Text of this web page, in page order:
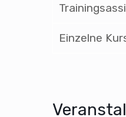
Einzelne